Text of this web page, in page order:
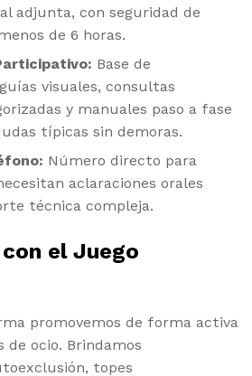
adjunta, con seguridad de
de 6 horas.
Base de
visuales, consultas
y manuales paso a fase
típicas sin demoras.
Número directo para
aclaraciones orales
técnica compleja.
el Juego
promovemos de forma activa
de ocio. Brindamos
topes